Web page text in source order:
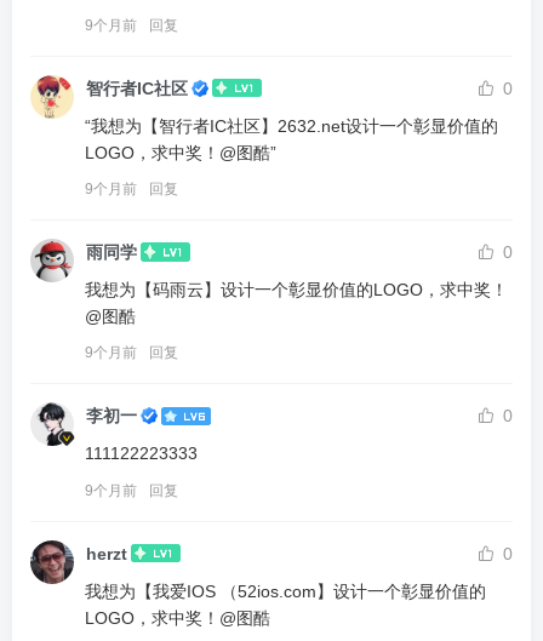
9个月前 回复
智行者IC社区
0
“我想为【智行者IC社区】2632.net设计一个彰显价值的
LOGO，求中奖！@图酷”
9个月前 回复
雨同学
0
我想为【码雨云】设计一个彰显价值的LOGO，求中奖！
@图酷
9个月前 回复
李初一
0
111122223333
9个月前 回复
herzt
0
我想为【我爱IOS （52ios.com】设计一个彰显价值的
LOGO，求中奖！@图酷